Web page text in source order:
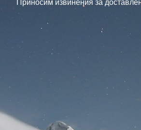
Приносим извинения за